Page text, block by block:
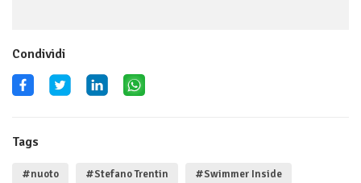
Condividi
Tags
#nuoto #Stefano Trentin #Swimmer Inside